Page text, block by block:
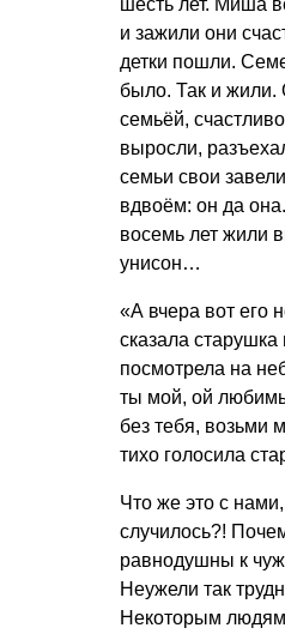
и зажили они
детки пошли.
было. Так и жили.
семьёй,
выросли,
семьи свои
вдвоём: он да
восемь лет жили
унисон…
«А вчера вот его
сказала
посмотрела на
ты мой, ой
без тебя, возьми
тихо голосила
Что же это с
случилось?!
равнодушны к
Неужели так
Некоторым